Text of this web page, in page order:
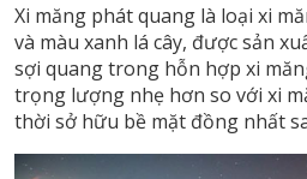
Xi măng phát quang là loại xi
và màu xanh lá cây, được sản
sợi quang trong hỗn hợp xi
trọng lượng nhẹ hơn so với xi
thời sở hữu bề mặt đồng nhất